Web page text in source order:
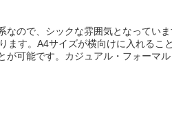
ので、シックな雰囲気となってい
ます。A4サイズが横向けに入れるこ
可能です。カジュアル・フォーマ